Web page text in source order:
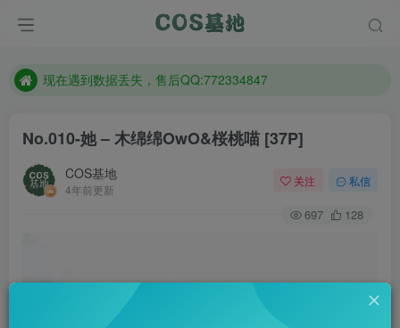
现在遇到数据丢失，售后QQ:772334847
防失联：百度搜索《趣画刊》，实时查看最新站点。
No.010-她 – 木绵绵OwO&桜桃喵 [37P]
COS基地
4年前更新
关注 私信
697 128